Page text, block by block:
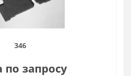
346
по запросу